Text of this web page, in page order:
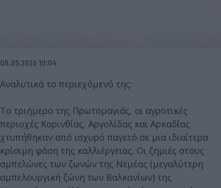
08.05.2026 10:04
Αναλυτικά το περιεχόμενό της:
Το τριήμερο της Πρωτομαγιάς, οι αγροτικές
περιοχές Κορινθίας, Αργολίδας και Αρκαδίας
χτυπήθηκαν από ισχυρό παγετό σε μια ιδιαίτερα
κρίσιμη φάση της καλλιέργειας. Οι ζημιές στους
αμπελώνες των ζωνών της Νεμέας (μεγαλύτερη
αμπελουργική ζώνη των Βαλκανίων) της